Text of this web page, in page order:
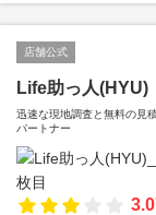
店舗公式
Life助っ人(HYU)
迅速な現地調査と無料の見
パートナー